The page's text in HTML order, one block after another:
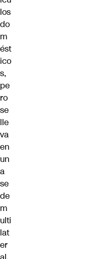
los
do
m
ést
ico
s,
pe
ro
se
lle
va
en
un
a
se
de
m
ulti
lat
er